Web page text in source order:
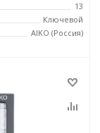
13
Ключевой
AIKO (Россия)